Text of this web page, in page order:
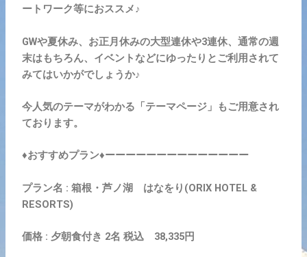
ートワーク等におススメ♪
GWや夏休み、お正月休みの大型連休や3連休、通常の週
末はもちろん、イベントなどにゆったりとご利用されて
みてはいかがでしょうか♪
今人気のテーマがわかる「テーマページ」もご用意され
ております。
♦おすすめプラン♦ーーーーーーーーーーーーーー
プラン名 : 箱根・芦ノ湖 はなをり(ORIX HOTEL &
RESORTS)
価格 : 夕朝食付き 2名 税込 38,335円